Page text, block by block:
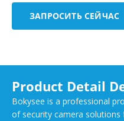
ЗАПРОСИТЬ СЕЙЧАС
Product Detail
Bokysee is a professional
of security camera solutions